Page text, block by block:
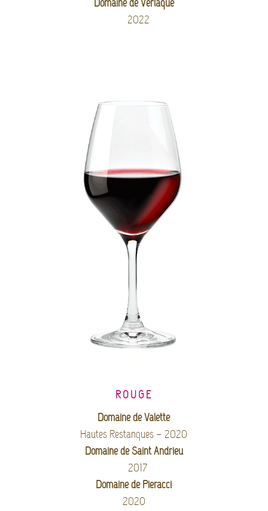
2022
ROUGE
Domaine de Valette
Hautes Restanques – 2020
Domaine de Saint Andrieu
2017
Domaine de Pieracci
2020